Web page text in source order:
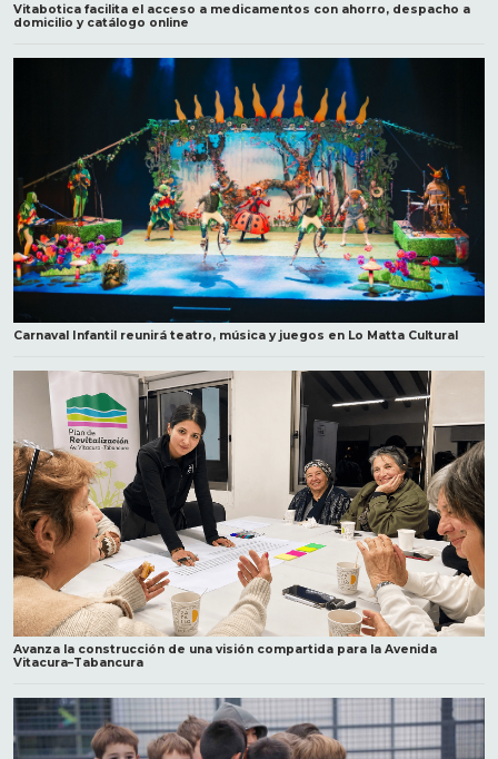
Vitabotica facilita el acceso a medicamentos con ahorro, despacho a
domicilio y catálogo online
Carnaval Infantil reunirá teatro, música y juegos en Lo Matta Cultural
Avanza la construcción de una visión compartida para la Avenida
Vitacura–Tabancura